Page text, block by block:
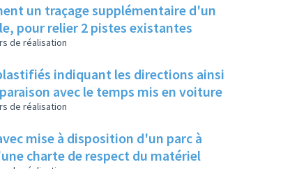
un traçage supplémentaire d'un
pour relier 2 pistes existantes
de réalisation
indiquant les directions ainsi
avec le temps mis en voiture
de réalisation
mise à disposition d'un parc à
charte de respect du matériel